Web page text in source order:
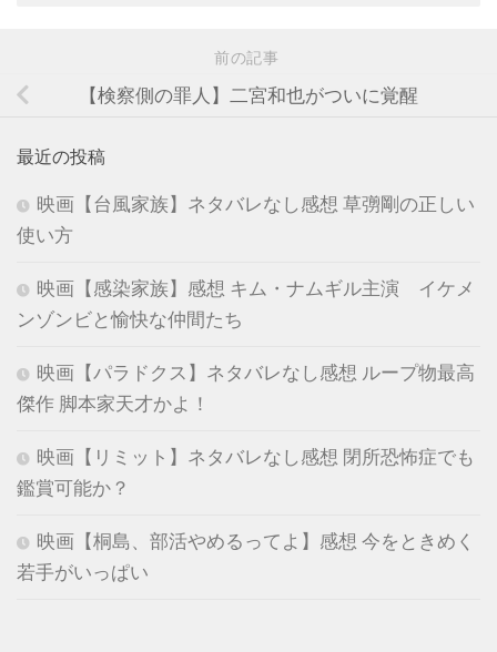
前の記事
【検察側の罪人】二宮和也がついに覚醒
最近の投稿
映画【台風家族】ネタバレなし感想 草彅剛の正しい
使い方
映画【感染家族】感想 キム・ナムギル主演 イケメ
ンゾンビと愉快な仲間たち
映画【パラドクス】ネタバレなし感想 ループ物最高
傑作 脚本家天才かよ！
映画【リミット】ネタバレなし感想 閉所恐怖症でも
鑑賞可能か？
映画【桐島、部活やめるってよ】感想 今をときめく
若手がいっぱい